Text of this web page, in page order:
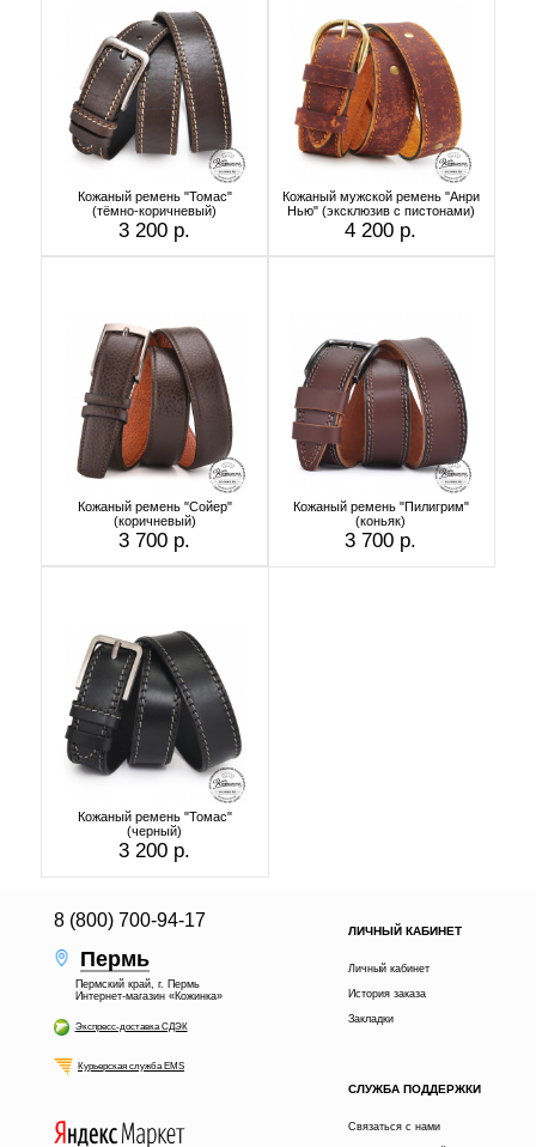
Кожаный ремень "Томас"
(тёмно-коричневый)
3 200 р.
Кожаный мужской ремень "Анри
Нью" (эксклюзив с пистонами)
4 200 р.
Кожаный ремень "Сойер"
(коричневый)
3 700 р.
Кожаный ремень "Пилигрим"
(коньяк)
3 700 р.
Кожаный ремень "Томас"
(черный)
3 200 р.
8 (800) 700-94-17
Пермь
Пермский край, г. Пермь
Интернет-магазин «Кожинка»
Экспресс-доставка СДЭК
Курьерская служба EMS
ЛИЧНЫЙ КАБИНЕТ
Личный кабинет
История заказа
Закладки
СЛУЖБА ПОДДЕРЖКИ
Связаться с нами